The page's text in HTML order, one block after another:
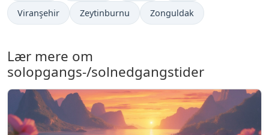
Viranşehir Zeytinburnu Zonguldak
Lær mere om
solopgangs-/solnedgangstider